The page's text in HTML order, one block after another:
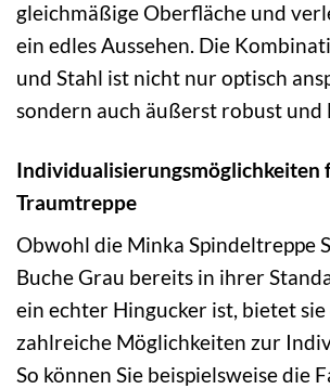
gleichmäßige Oberfläche und
ein edles Aussehen. Die
und Stahl ist nicht nur optisch
sondern auch äußerst robust und
Individualisierungsmöglichkeiten
Traumtreppe
Obwohl die Minka Spindeltreppe
Buche Grau bereits in ihrer
ein echter Hingucker ist, bietet
zahlreiche Möglichkeiten zur
So können Sie beispielsweise die